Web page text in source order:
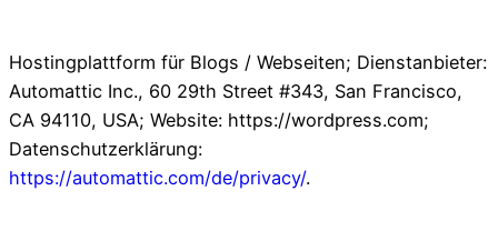
Hostingplattform für Blogs / Webseiten; Dienstanbieter:
Automattic Inc., 60 29th Street #343, San Francisco,
CA 94110, USA; Website: https://wordpress.com;
Datenschutzerklärung:
https://automattic.com/de/privacy/.